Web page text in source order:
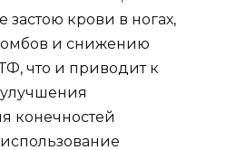
застою крови в ногах,
и снижению
что и приводит к
конечностей